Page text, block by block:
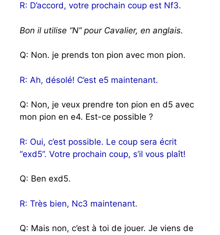
R: D’accord, votre prochain coup est Nf3.
Bon il utilise “N” pour Cavalier, en anglais.
Q: Non. je prends ton pion avec mon pion.
R: Ah, désolé! C’est e5 maintenant.
Q: Non, je veux prendre ton pion en d5 avec
mon pion en e4. Est-ce possible ?
R: Oui, c’est possible. Le coup sera écrit
“exd5”. Votre prochain coup, s’il vous plaît!
Q: Ben exd5.
R: Très bien, Nc3 maintenant.
Q: Mais non, c’est à toi de jouer. Je viens de